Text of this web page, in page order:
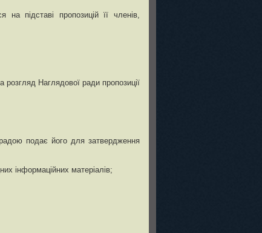
підставі пропозицій її членів,
розгляд Наглядової ради пропозиції
подає його для затвердження
інформаційних матеріалів;